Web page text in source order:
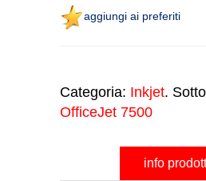
aggiungi ai preferiti
Categoria: Inkjet.
OfficeJet 7500
info